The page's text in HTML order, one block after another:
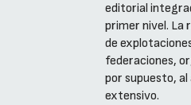
editorial
primer nivel. La
de
federaciones,
por supuesto,
extensivo.